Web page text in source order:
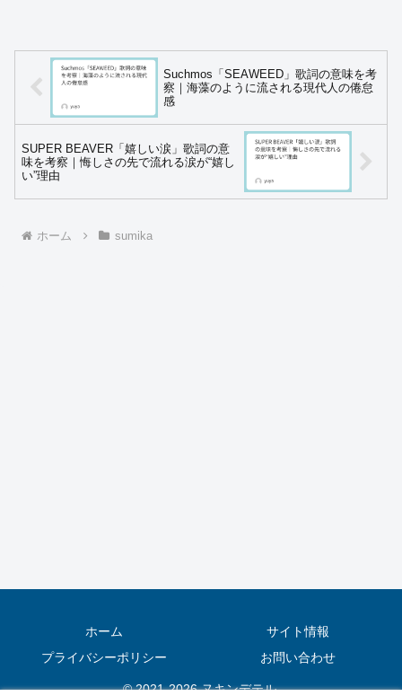
Suchmos「SEAWEED」歌詞の意味を考
察｜海藻のように流される現代人の倦怠
感
SUPER BEAVER「嬉しい涙」歌詞の意
味を考察｜悔しさの先で流れる涙が“嬉し
い”理由
ホーム sumika
ホーム
サイト情報
プライバシーポリシー
お問い合わせ
© 2021-2026 ヌキンデテル.